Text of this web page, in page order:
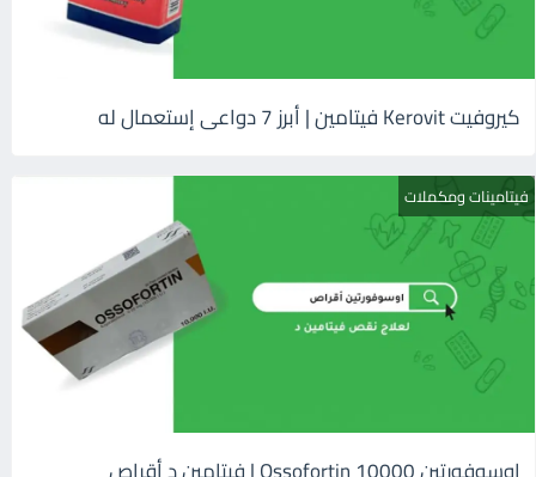
كيروفيت Kerovit فيتامين | أبرز 7 دواعى إستعمال له
فيتامينات ومكملات